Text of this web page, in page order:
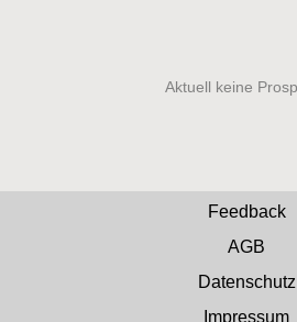
Feedback
AGB
Datenschutz
Impressum